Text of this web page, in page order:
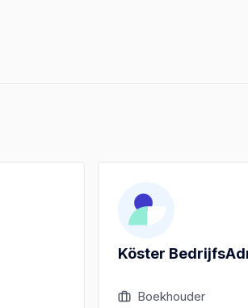
Köster
Boekhouder